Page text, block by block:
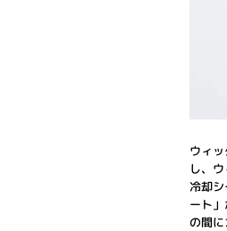
ウィ
し、
冷却
ート
の間